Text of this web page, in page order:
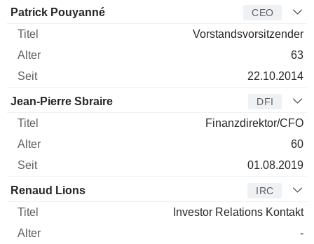
Manager Titel Alter
Patrick Pouyanné CEO
Vorstandsvorsitzender
63
22.10.2014
Jean-Pierre Sbraire DFI
Finanzdirektor/CFO
60
01.08.2019
Renaud Lions IRC
Investor Relations Kontakt
-